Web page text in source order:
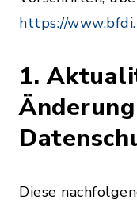
https://
1.
Diese